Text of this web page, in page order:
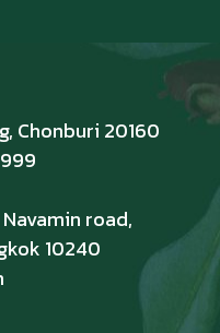
Chonburi 20160
road,
10240